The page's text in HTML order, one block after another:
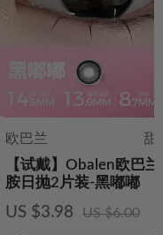
欧巴兰
甜
【试戴】Obalen欧巴
胺日抛2片装-黑嘟嘟
US $3.98 US $6.00